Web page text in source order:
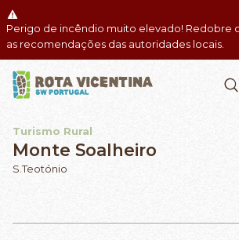
Perigo de incêndio muito elevado! Redobre
as recomendações das autoridades locais.
Turismo Rural
Monte Soalheiro
S.Teotónio